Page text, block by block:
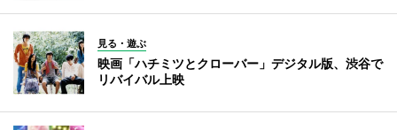
見る・遊ぶ
映画「ハチミツとクローバー」デジタル版、渋谷で
リバイバル上映